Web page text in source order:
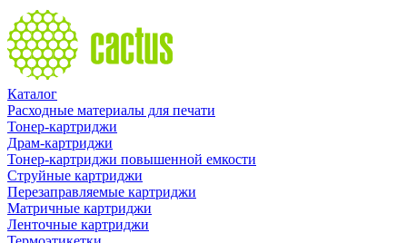
Каталог
Расходные материалы для печати
Тонер-картриджи
Драм-картриджи
Тонер-картриджи повышенной емкости
Струйные картриджи
Перезаправляемые картриджи
Матричные картриджи
Ленточные картриджи